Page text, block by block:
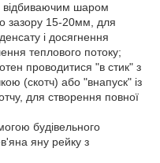
відбиваючим шаром
зазору 15-20мм, для
і досягнення
теплового потоку;
проводитися "в стик" з
(скотч) або "внапуск" із
для створення повної
будівельного
яну рейку з